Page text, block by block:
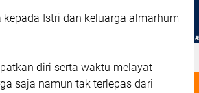
Istri dan keluarga almarhum
diri serta waktu melayat
saja namun tak terlepas dari